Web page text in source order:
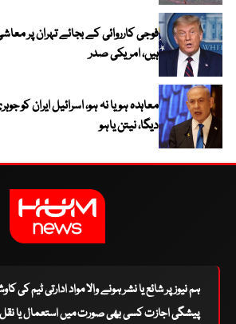
فوجی کارروائی کے بجائے تہران پر
ہیں، امریکی صدر
معاہدہ ہو یا نہ ہو، اسرائیل ایران کو
دیگا، نیتن یاہو
ہم نیوز پر شائع یا نشر ہونے والا مواد ادارتی ٹیم کی
پیشگی اجازت کسی بھی صورت میں استعمال یا نقل